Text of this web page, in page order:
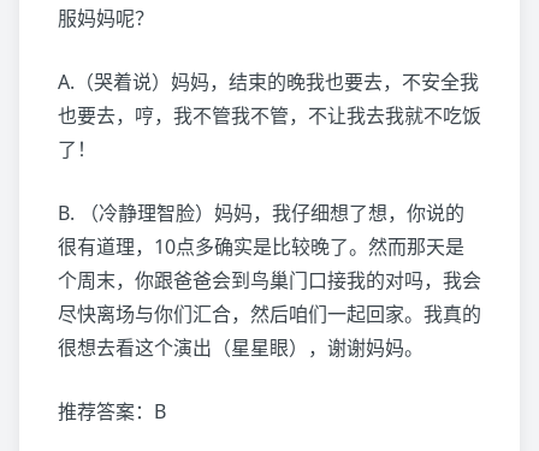
服妈妈呢？
A.（哭着说）妈妈，结束的晚我也要去，不安全我
也要去，哼，我不管我不管，不让我去我就不吃饭
了！
B. （冷静理智脸）妈妈，我仔细想了想，你说的
很有道理，10点多确实是比较晚了。然而那天是
个周末，你跟爸爸会到鸟巢门口接我的对吗，我会
尽快离场与你们汇合，然后咱们一起回家。我真的
很想去看这个演出（星星眼），谢谢妈妈。
推荐答案：B